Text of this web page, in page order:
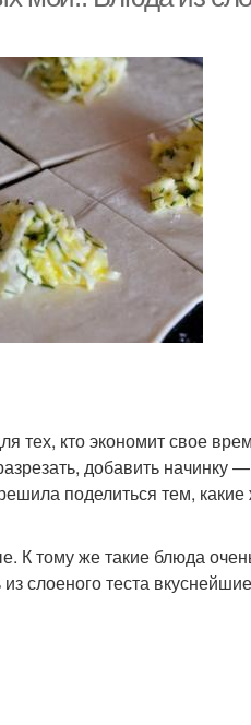
тех, кто экономит свое
добавить начинку
поделиться тем,
К тому же такие блюда
слоеного теста